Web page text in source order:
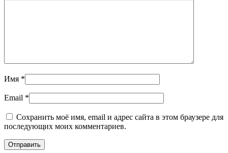
Имя *
Email *
Сохранить моё имя, email и адрес сайта в этом браузере для
последующих моих комментариев.